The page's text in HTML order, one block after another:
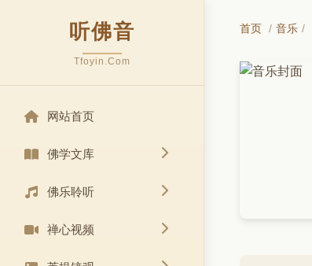
听佛音
Tfoyin.Com
网站首页
佛学文库
佛乐聆听
禅心视频
首页 / 音乐 /